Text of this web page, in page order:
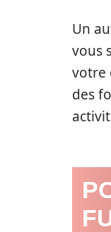
Un
vous
votre
des